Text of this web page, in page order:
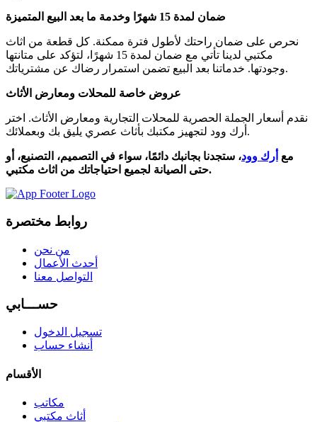
ضمان لمدة 15 شهرًا وخدمة ما بعد البيع المتميزة
نحرص على ضمان راحتك لأطول فترة ممكنة. كل قطعة من اثاث
مكتبي لدينا تأتي مع ضمان لمدة 15 شهرًا، لتؤكد على متانتها
وجودتها. خدماتنا بعد البيع تضمن استمرار رضاك عن مشترياتك.
عروض خاصة للمحلات ومعارض الأثاث
نقدم أسعار الجملة الحصرية للمحلات التجارية ومعارض الأثاث. اختر
أرك وود لتجهيز مكتبك بأثاث عصري يليق بك وبعملائك.
مع أرك وود، ستجدنا بجانبك دائمًا، سواء في التصميم، التصنيع، أو
حتى الصيانة لجميع احتياجاتك من اثاث مكتبي.
روابط مختصرة
من نحن
أحدث الأعمال
التواصل معنا
حســـابي
تسجيل الدخول
أنشاء حساب
الأقسام
مكاتب
أثاث مكتبي